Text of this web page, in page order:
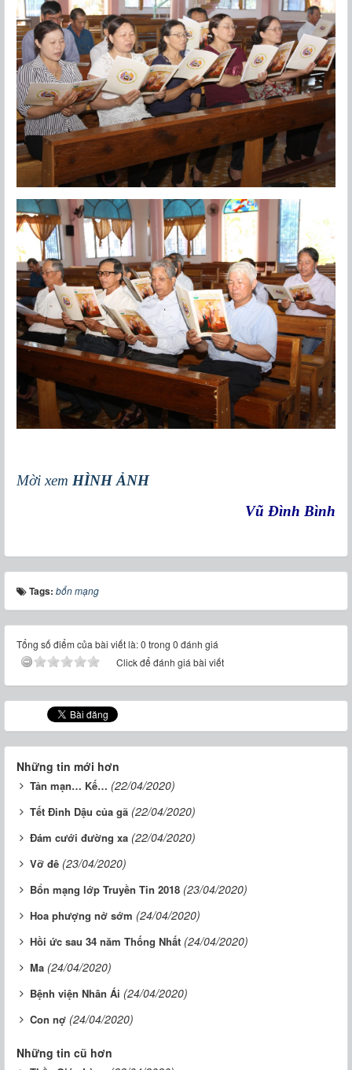
Mời xem HÌNH ẢNH
Vũ Đình Bình
Tags: bổn mạng
Tổng số điểm của bài viết là: 0 trong 0 đánh giá
Click để đánh giá bài viết
Những tin mới hơn
Tản mạn… Kế… (22/04/2020)
Tết Đinh Dậu của gã (22/04/2020)
Đám cưới đường xa (22/04/2020)
Vỡ đê (23/04/2020)
Bổn mạng lớp Truyền Tin 2018 (23/04/2020)
Hoa phượng nở sớm (24/04/2020)
Hồi ức sau 34 năm Thống Nhất (24/04/2020)
Ma (24/04/2020)
Bệnh viện Nhân Ái (24/04/2020)
Con nợ (24/04/2020)
Những tin cũ hơn